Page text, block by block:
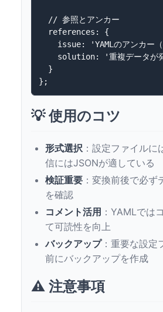
  // 参照とアンカー
  references: {
issue: 'YAMLのアンカー
solution: '重複データが
  }
💡 使用のコツ
形式選択 ：設定ファイルに
信にはJSONが適している
検証重要 ：変換前後で必ず
を確認
コメント活用 ：YAMLでは
て可読性を向上
バックアップ：重要な設定
前にバックアップを作成
⚠️ 注意事項